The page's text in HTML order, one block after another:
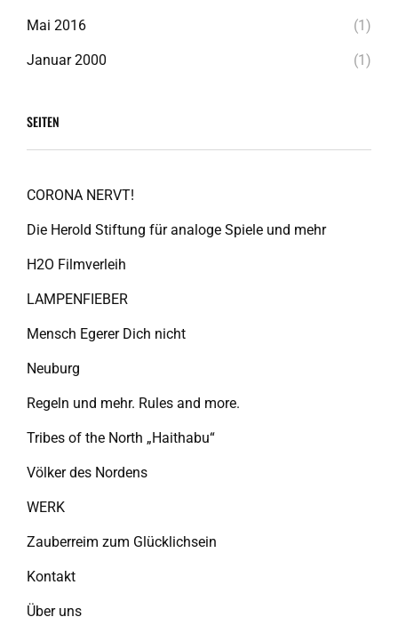
Mai 2016 (1)
Januar 2000 (1)
SEITEN
CORONA NERVT!
Die Herold Stiftung für analoge Spiele und mehr
H2O Filmverleih
LAMPENFIEBER
Mensch Egerer Dich nicht
Neuburg
Regeln und mehr. Rules and more.
Tribes of the North „Haithabu“
Völker des Nordens
WERK
Zauberreim zum Glücklichsein
Kontakt
Über uns